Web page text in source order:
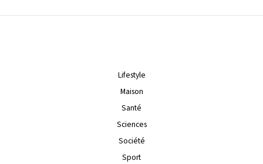
Lifestyle
Maison
Santé
Sciences
Société
Sport